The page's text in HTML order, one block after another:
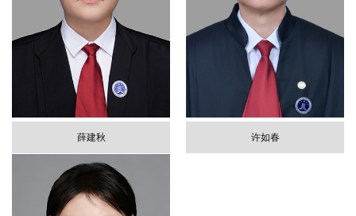
薛建秋 许如春